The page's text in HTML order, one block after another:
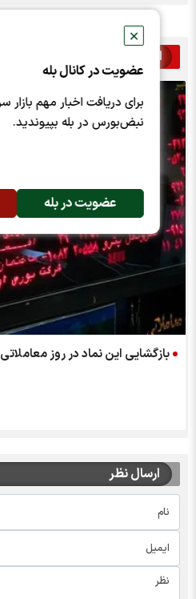
✕
عضویت در کانال بله
برای دریافت اخبار مهم بازار
نبض‌بورس در بله بپیوندید.
عضویت در بله
اخبار مرتبط
بازگشایی این نماد در روز
ارسال نظر